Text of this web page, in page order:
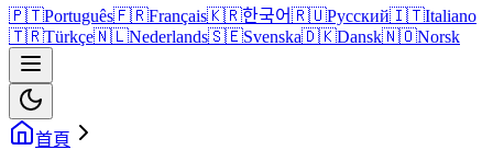
🇵🇹Português🇫🇷Français🇰🇷한국어🇷🇺Русский🇮🇹Italiano
🇹🇷Türkçe🇳🇱Nederlands🇸🇪Svenska🇩🇰Dansk🇳🇴Norsk
首頁